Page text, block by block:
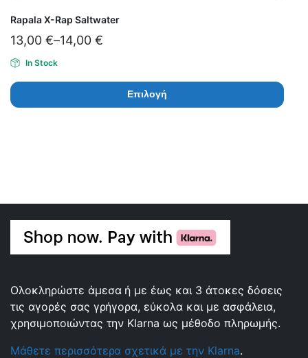
Rapala X-Rap Saltwater
13,00 €–14,00 €
In Stock
Επιλογή
Ολοκληρώστε άμεσα ή με έως και 3 άτοκες δόσεις
τις αγορές σας γρήγορα, εύκολα και με ασφάλεια,
χρησιμοποιώντας την Klarna ως μέθοδο πληρωμής.
Μάθετε περισσότερα σχετικά με την Klarna.